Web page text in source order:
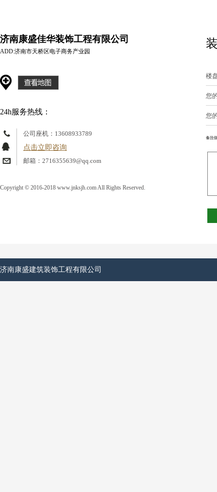
济南康盛佳华装饰工程有限公司
ADD:济南市天桥区电子商务产业园
24h服务热线：
公司座机：13608933789
点击立即咨询
邮箱：2716355639@qq.com
Copyright © 2016-2018 www.jnksjh.com All Rights Reserved.
楼
您
您
备注
济南康盛建筑装饰工程有限公司